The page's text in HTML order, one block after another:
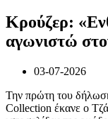
Κρούζερ:
αγωνιστώ
03-07-2026
Την πρώτη του
Collection έκανε ο